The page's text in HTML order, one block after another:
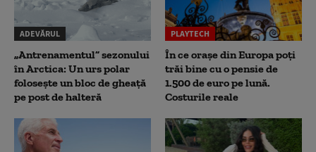
ADEVĂRUL
„Antrenamentul” sezonului
în Arctica: Un urs polar
folosește un bloc de gheață
pe post de halteră
PLAYTECH
În ce orașe din Europa poți
trăi bine cu o pensie de
1.500 de euro pe lună.
Costurile reale